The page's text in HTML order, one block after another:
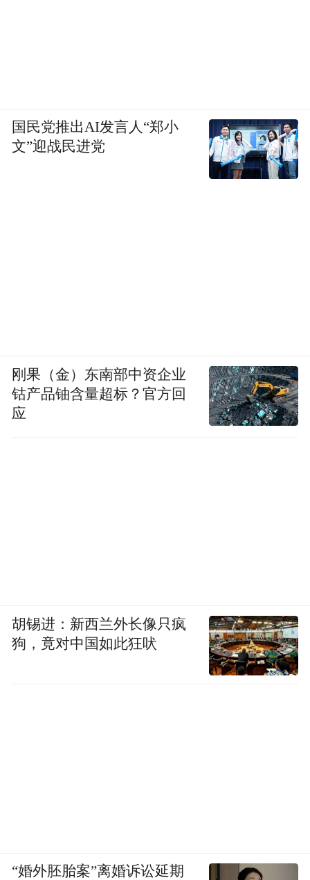
国民党推出AI发言人“郑小
文”迎战民进党
刚果（金）东南部中资企业
钴产品铀含量超标？官方回
应
胡锡进：新西兰外长像只疯
狗，竟对中国如此狂吠
“婚外胚胎案”离婚诉讼延期